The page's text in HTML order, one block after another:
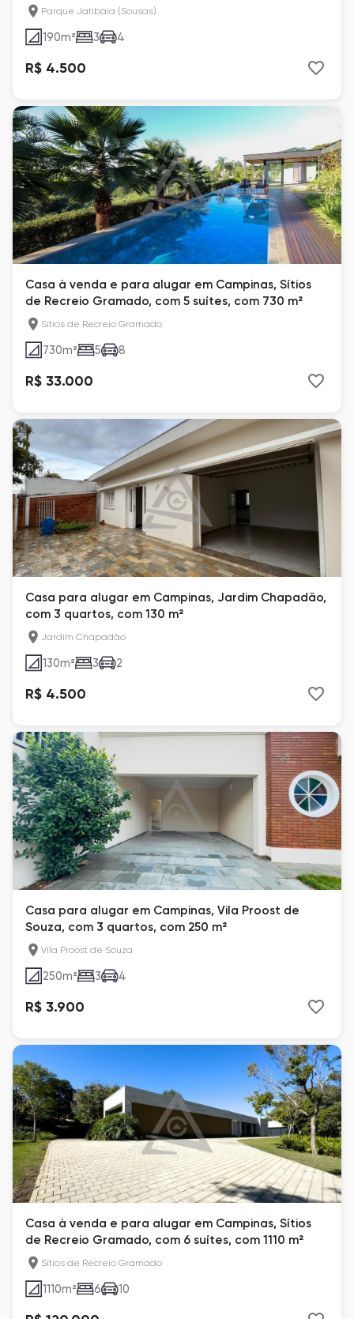
Parque Jatibaia (Sousas)
190m² 3 4
R$ 4.500
Casa à venda e para alugar em Campinas, Sítios
de Recreio Gramado, com 5 suítes, com 730 m²
Sítios de Recreio Gramado
730m² 5 8
R$ 33.000
Casa para alugar em Campinas, Jardim Chapadão,
com 3 quartos, com 130 m²
Jardim Chapadão
130m² 3 2
R$ 4.500
Casa para alugar em Campinas, Vila Proost de
Souza, com 3 quartos, com 250 m²
Vila Proost de Souza
250m² 3 4
R$ 3.900
Casa à venda e para alugar em Campinas, Sítios
de Recreio Gramado, com 6 suítes, com 1110 m²
Sítios de Recreio Gramado
1110m² 6 10